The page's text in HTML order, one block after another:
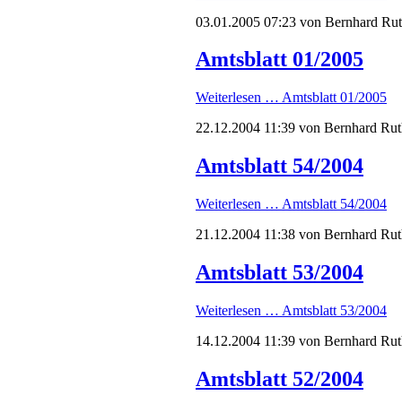
03.01.2005 07:23 von Bernhard
Amtsblatt 01/2005
Weiterlesen … Amtsblatt 01/2005
22.12.2004 11:39 von Bernhard
Amtsblatt 54/2004
Weiterlesen … Amtsblatt 54/2004
21.12.2004 11:38 von Bernhard
Amtsblatt 53/2004
Weiterlesen … Amtsblatt 53/2004
14.12.2004 11:39 von Bernhard
Amtsblatt 52/2004